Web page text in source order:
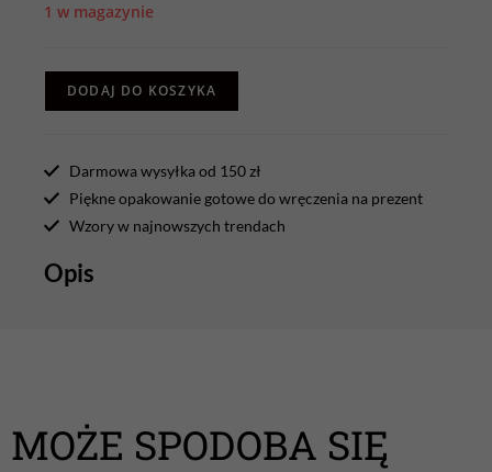
1 w magazynie
DODAJ DO KOSZYKA
Darmowa wysyłka od 150 zł
Piękne opakowanie gotowe do wręczenia na prezent
Wzory w najnowszych trendach
Opis
MOŻE SPODOBA SIĘ